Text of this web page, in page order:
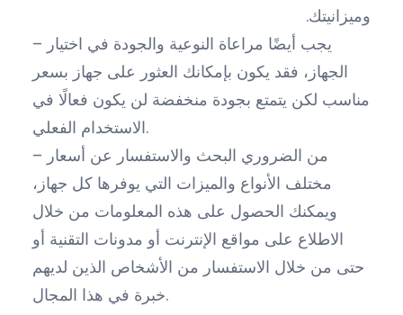
وميزانيتك.
– يجب أيضًا مراعاة النوعية والجودة في اختيار
الجهاز، فقد يكون بإمكانك العثور على جهاز بسعر
مناسب لكن يتمتع بجودة منخفضة لن يكون فعالًا في
الاستخدام الفعلي.
– من الضروري البحث والاستفسار عن أسعار
مختلف الأنواع والميزات التي يوفرها كل جهاز،
ويمكنك الحصول على هذه المعلومات من خلال
الاطلاع على مواقع الإنترنت أو مدونات التقنية أو
حتى من خلال الاستفسار من الأشخاص الذين لديهم
خبرة في هذا المجال.